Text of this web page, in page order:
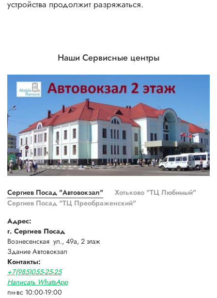
устройства продолжит разряжаться.
Наши Сервисные центры
Сергиев Посад "Автовокзал"
Хотьково "ТЦ Любимый"
Сергиев Посад "ТЦ Преображенский"
Адрес:
г. Сергиев Посад
Вознесенская ул., 49а, 2 этаж
Здание Автовокзал
Контакты:
+7(985)055-25-25
Написать WhatsApp
пн-вс 10:00-19:00